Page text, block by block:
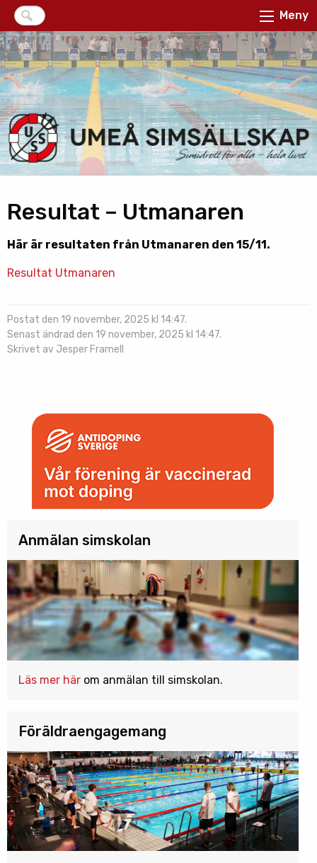
Meny
Resultat – Utmanaren
Här är resultaten från Utmanaren den 15/11.
Resultat Utmanaren
Postat den 19 november, 2025 kl 14:47.
Senast ändrad den 19 november, 2025 kl 14:47.
Skrivet av Jesper Framell
Anmälan simskolan
Läs mer här om anmälan till simskolan.
Föräldraengagemang